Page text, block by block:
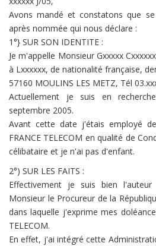
Avons mandé et constatons que
après nommée qui nous déclare :
1°} SUR SON IDENTITE :
Je m'appelle Monsieur Gxxxxx
à Lxxxxxx, de nationalité française,
57160 MOULINS LES METZ, Tél
Actuellement je suis en
septembre 2005.
Avant cette date j'étais employé
FRANCE TELECOM en qualité de
célibataire et je n'ai pas d'enfant.
2°) SUR LES FAITS :
Effectivement je suis bien
Monsieur le Procureur de la
dans laquelle j'exprime mes
TELECOM.
En effet, j'ai intégré cette